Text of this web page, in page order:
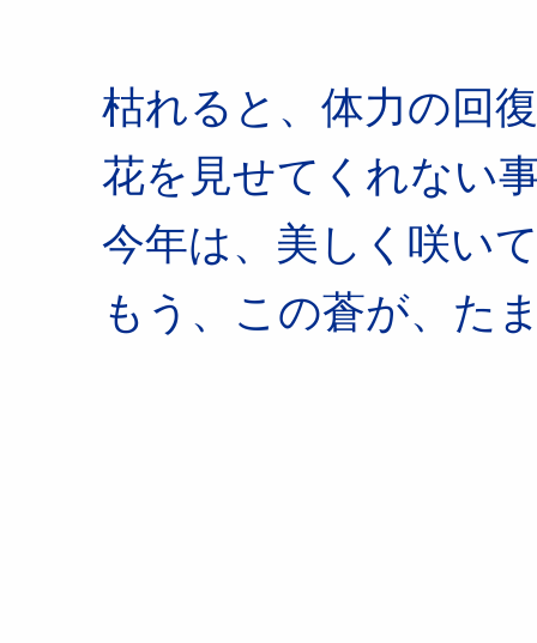
枯れると、体力の回
花を見せてくれない
今年は、美しく咲い
もう、この蒼が、た